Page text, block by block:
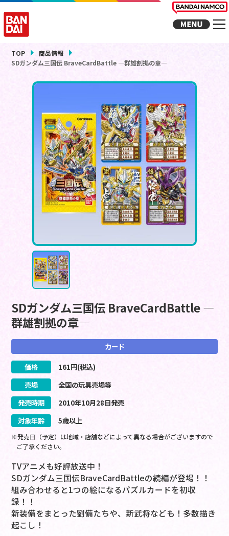
TOP
商品情報
SDガンダム三国伝 BraveCardBattle ―群雄割拠の章―
SDガンダム三国伝 BraveCardBattle ―
群雄割拠の章―
カード
価格 161円(税込)
売場
全国の玩具売場等
発売時期
2010年10月28日発売
対象年齢
5歳以上
※発売日（予定）は地域・店舗などによって異なる場合がございますので
ご了承ください。
TVアニメも好評放送中！
SDガンダム三国伝BraveCardBattleの続編が登場！！
組み合わせると1つの絵になるパズルカードを初収
録！！
新装備をまとった劉備たちや、新武将なども！多数描き
起こし！